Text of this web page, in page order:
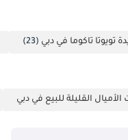
تويوتا تاكوما في دبي (23)
القليلة للبيع في دبي